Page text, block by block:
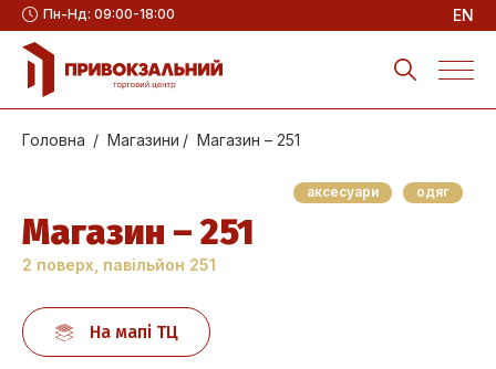
Пн-Нд: 09:00-18:00 EN
Головна Магазини Магазин – 251
аксесуари одяг
Магазин – 251
2 поверх, павільйон 251
На мапі ТЦ